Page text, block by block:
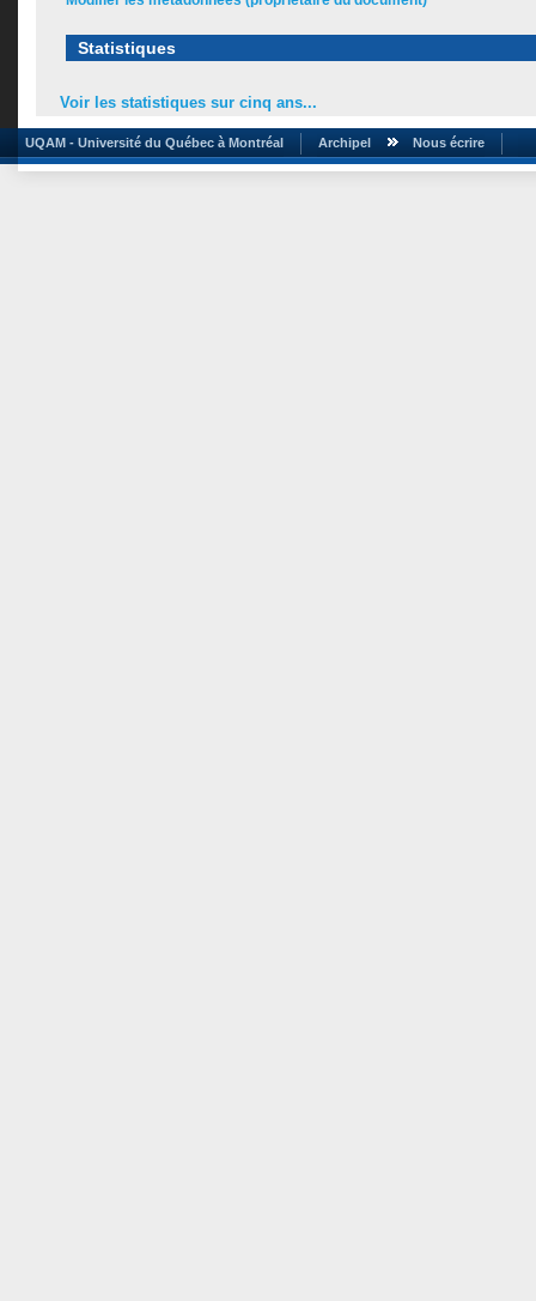
Statistiques
Voir les statistiques sur cinq ans...
UQAM - Université du Québec à Montréal Archipel Nous écrire